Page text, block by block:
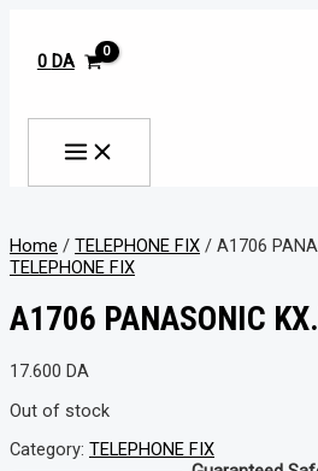
contenu
0 DA
Home / TELEPHONE FIX / A1706
TELEPHONE FIX
A1706 PANASONIC
17.600 DA
Out of stock
Category: TELEPHONE FIX